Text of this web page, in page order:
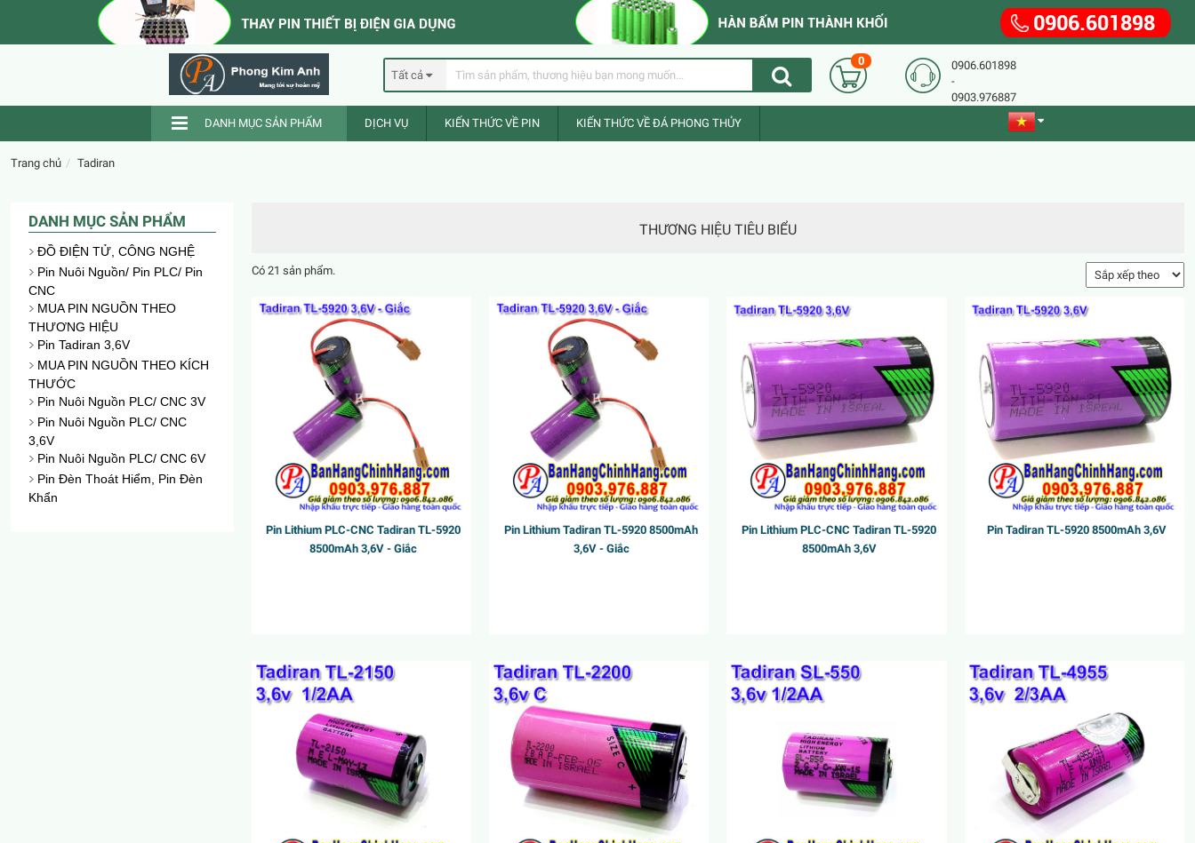
Tất cả
0
0906.601898
-
0903.976887
DANH MỤC SẢN PHẨM
DỊCH VỤ KIẾN THỨC VỀ PIN KIẾN THỨC VỀ ĐÁ PHONG THỦY
Trang chủ Tadiran
DANH MỤC SẢN PHẨM
ĐỒ ĐIỆN TỬ, CÔNG NGHỆ
Pin Nuôi Nguồn/ Pin PLC/ Pin
CNC
MUA PIN NGUỒN THEO
THƯƠNG HIỆU
Pin Tadiran 3,6V
MUA PIN NGUỒN THEO KÍCH
THƯỚC
Pin Nuôi Nguồn PLC/ CNC 3V
Pin Nuôi Nguồn PLC/ CNC
3,6V
Pin Nuôi Nguồn PLC/ CNC 6V
Pin Đèn Thoát Hiểm, Pin Đèn
Khẩn
THƯƠNG HIỆU TIÊU BIỂU
Có 21 sản phẩm.
Pin Lithium PLC-CNC Tadiran TL-5920
8500mAh 3,6V - Giắc
Pin Lithium Tadiran TL-5920 8500mAh
3,6V - Giắc
Pin Lithium PLC-CNC Tadiran TL-5920
8500mAh 3,6V
Pin Tadiran TL-5920 8500mAh 3,6V